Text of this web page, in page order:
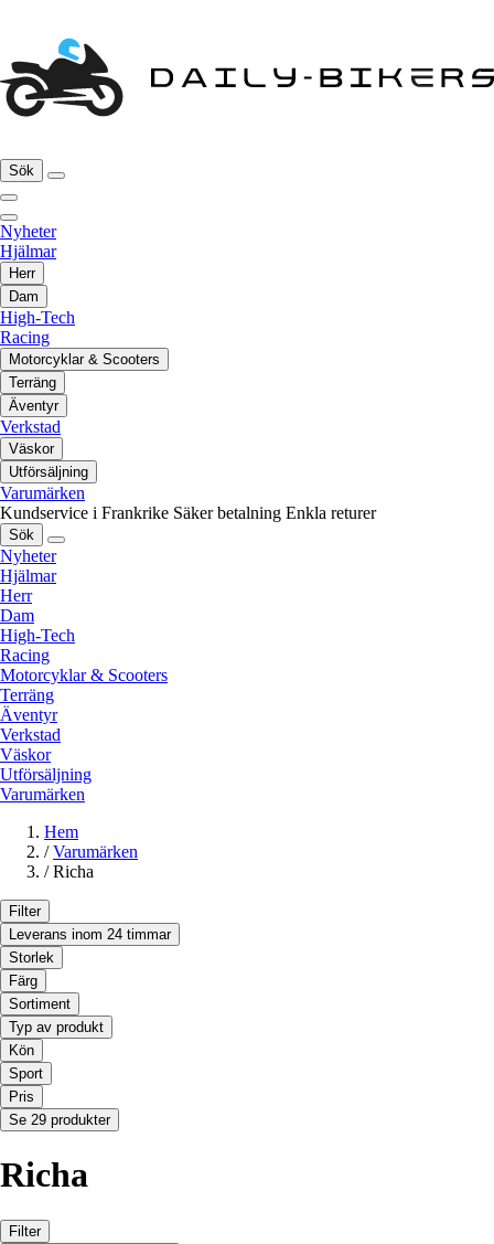
Sök
Nyheter
Hjälmar
Herr
Dam
High-Tech
Racing
Motorcyklar & Scooters
Terräng
Äventyr
Verkstad
Väskor
Utförsäljning
Varumärken
Kundservice i Frankrike Säker betalning Enkla returer
Sök
Nyheter
Hjälmar
Herr
Dam
High-Tech
Racing
Motorcyklar & Scooters
Terräng
Äventyr
Verkstad
Väskor
Utförsäljning
Varumärken
Hem
/ Varumärken
/ Richa
Filter
Leverans inom 24 timmar
Storlek
Färg
Sortiment
Typ av produkt
Kön
Sport
Pris
Se 29 produkter
Richa
Filter